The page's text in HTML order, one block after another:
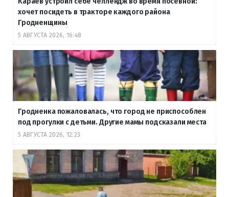
хочет посидеть в тракторе каждого района
Гродненщины
5 АВГУСТА 2026, 16:48
Гродненка пожаловалась, что город не приспособлен
под прогулки с детьми. Другие мамы подсказали места
5 АВГУСТА 2026, 12:23